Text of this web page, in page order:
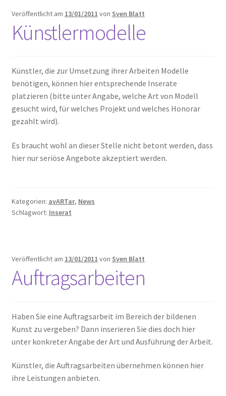
Leinwände
Zeichnen/Kolorieren
Papier
Linoldruck
Zubehör
Schule
%Angebote%
Veröffentlicht am 13/01/2011 von Sven Blatt
Künstlermodelle
Künstler, die zur Umsetzung ihrer Arbeiten Modelle
benötigen, können hier entsprechende Inserate
platzieren (bitte unter Angabe, welche Art von Modell
gesucht wird, für welches Projekt und welches Honorar
gezahlt wird).
Es braucht wohl an dieser Stelle nicht betont werden, dass
hier nur seriöse Angebote akzeptiert werden.
Kategorien: avARTar, News
Schlagwort: Inserat
Veröffentlicht am 13/01/2011 von Sven Blatt
Auftragsarbeiten
Haben Sie eine Auftragsarbeit im Bereich der bildenen
Kunst zu vergeben? Dann inserieren Sie dies doch hier
unter konkreter Angabe der Art und Ausführung der Arbeit.
Künstler, die Auftragsarbeiten übernehmen können hier
ihre Leistungen anbieten.